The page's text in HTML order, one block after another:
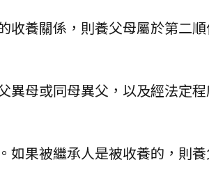
收養關係，則養父母屬於第二
異母或同母異父，以及經法定
如果被繼承人是被收養的，則